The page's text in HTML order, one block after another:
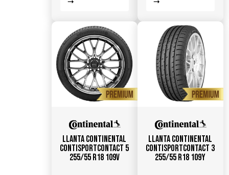
Llanta CONTINENTAL
ContiSportContact 5
255/55 R18 109V
Llanta CONTINENTAL
ContiSportContact 3
255/55 R18 109Y